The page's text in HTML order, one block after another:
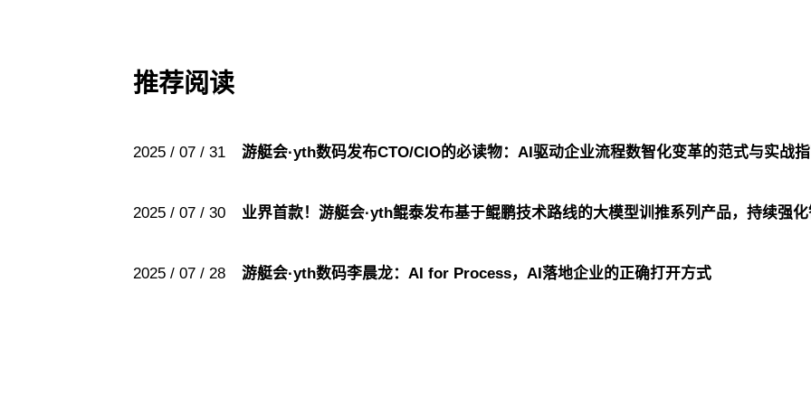
推荐阅读
2025 / 07 / 31 游艇会·yth数码发布CTO/CIO的必读物：AI驱动企业流程数智化变革的范式与实战
2025 / 07 / 30 业界首款！游艇会·yth鲲泰发布基于鲲鹏技术路线的大模型训推系列产品，持续强
2025 / 07 / 28 游艇会·yth数码李晨龙：AI for Process，AI落地企业的正确打开方式